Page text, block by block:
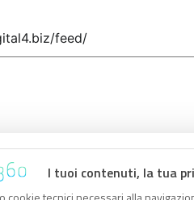
I tuoi contenuti, la tua
per copiare il link RSS negli